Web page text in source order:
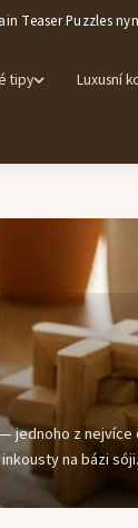
Teaser Puzzles
tipy Luxusní
z
na bázi